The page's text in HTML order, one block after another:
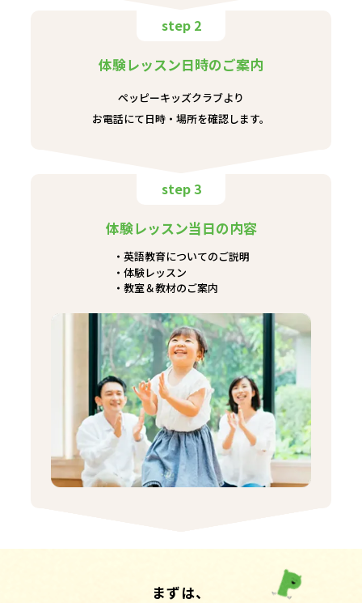
step 2
体験レッスン日時のご案内
ペッピーキッズクラブより
お電話にて日時・場所を確認します。
step 3
体験レッスン当日の内容
英語教育についてのご説明
体験レッスン
教室＆教材のご案内
まずは、